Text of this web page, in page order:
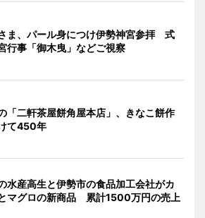
ま、パール身につけ伊勢神宮参拝 式
行事「御木曳」などご視察
「二軒茶屋餅角屋本店」、きなこ餅作
て450年
水産高生と伊勢市の食品加工会社がカ
マグロの新商品 累計1500万円の売上